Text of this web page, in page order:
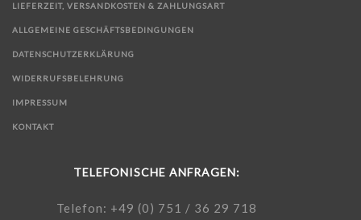
LIEFERZEIT, VERSANDKOSTEN & ZAHLUNGSART
ALLGEMEINE GESCHÄFTSBEDINGUNGEN
DATENSCHUTZERKLÄRUNG
WIDERRUFSBELEHRUNG
IMPRESSUM
KONTAKT
TELEFONISCHE ANFRAGEN:
Telefon: +49 (0) 751 / 36 29 718